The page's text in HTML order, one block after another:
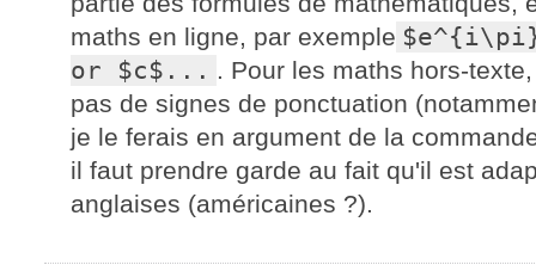
maths en ligne, par exemple
or $c$... . Pour les maths hors-
pas de signes de ponctuation
je le ferais en argument de la
il faut prendre garde au fait qu'il est
anglaises (américaines ?).